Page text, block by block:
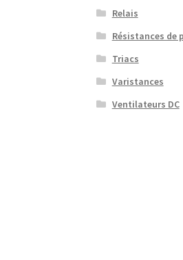
Relais
Résistances de
Triacs
Varistances
Ventilateurs DC